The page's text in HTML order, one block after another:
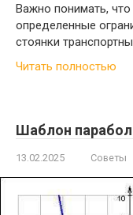
Важно понимать,
определенные
стоянки
Читать полностью
Шаблон
13.02.2025 Советы